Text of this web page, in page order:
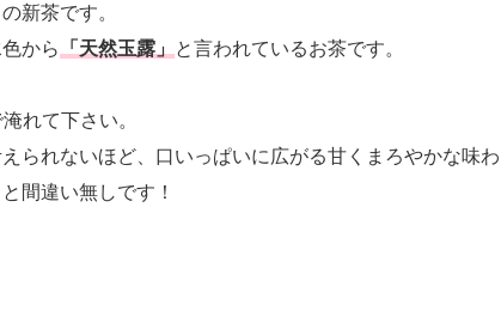
の新茶です。
から
「天然玉露」 と言われているお茶です。
れて下さい。
られないほど、口いっぱいに広がる甘くまろやかな味
間違い無しです！